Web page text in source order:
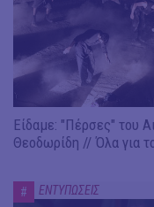
Είδαμε: "Πέρσες" του
Θεοδωρίδη // Όλα για
# ΕΝΤΥΠΩΣΕΙΣ